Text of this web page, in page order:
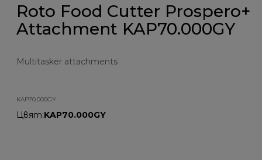
Roto Food Cutter Prospero+
Attachment KAP70.000GY
Multitasker attachments
KAP70.000GY
Цвят:KAP70.000GY